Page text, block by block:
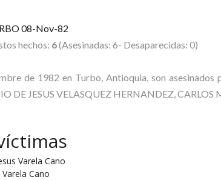
08-Nov-82
hechos: 6(Asesinadas: 6- Desaparecidas: 0)
de 1982 en Turbo, Antioquia, son
DE JESUS VELASQUEZ HERNANDEZ,
Varela Cano
Cano